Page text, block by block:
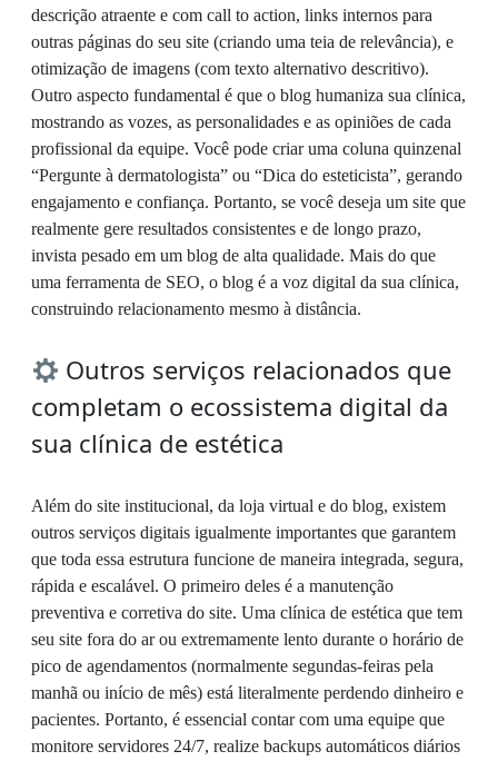
descrição atraente e com call to action, links internos para
outras páginas do seu site (criando uma teia de relevância), e
otimização de imagens (com texto alternativo descritivo).
Outro aspecto fundamental é que o blog humaniza sua clínica,
mostrando as vozes, as personalidades e as opiniões de cada
profissional da equipe. Você pode criar uma coluna quinzenal
“Pergunte à dermatologista” ou “Dica do esteticista”, gerando
engajamento e confiança. Portanto, se você deseja um site que
realmente gere resultados consistentes e de longo prazo,
invista pesado em um blog de alta qualidade. Mais do que
uma ferramenta de SEO, o blog é a voz digital da sua clínica,
construindo relacionamento mesmo à distância.
Outros serviços relacionados que
completam o ecossistema digital da
sua clínica de estética
Além do site institucional, da loja virtual e do blog, existem
outros serviços digitais igualmente importantes que garantem
que toda essa estrutura funcione de maneira integrada, segura,
rápida e escalável. O primeiro deles é a manutenção
preventiva e corretiva do site. Uma clínica de estética que tem
seu site fora do ar ou extremamente lento durante o horário de
pico de agendamentos (normalmente segundas-feiras pela
manhã ou início de mês) está literalmente perdendo dinheiro e
pacientes. Portanto, é essencial contar com uma equipe que
monitore servidores 24/7, realize backups automáticos diários